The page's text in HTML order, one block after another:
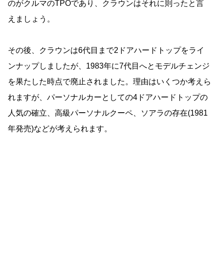
のがクルマのTPOであり、クラウンはそれに則ったと言
えましょう。
その後、クラウンは6代目まで2ドアハードトップをライ
ンナップしましたが、1983年に7代目へとモデルチェンジ
を果たした時点で廃止されました。理由はいくつか考えら
れますが、パーソナルカーとしての4ドアハードトップの
人気の確立、高級パーソナルクーペ、ソアラの存在(1981
年発売)などが考えられます。